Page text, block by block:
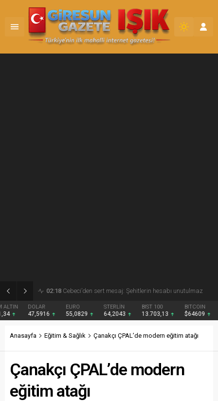
02:18 Hüseyin Alkan sahaya indi
DOLAR
47,5916
EURO
55,0829 64,2043
BIST 100
13.703,13
BITCOIN
$64609
Anasayfa Eğitim & Sağlık Çanakçı ÇPAL’de modern eğitim atağı
Çanakçı ÇPAL’de modern
eğitim atağı